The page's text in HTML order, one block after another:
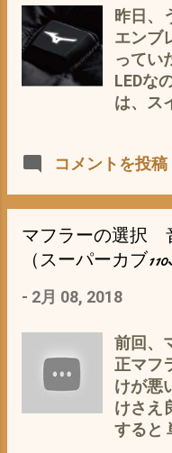
ゃない
りが好
トをお
∀・) コ
^^; て
（スタ
∀・)
テール
し、あ
う方も
^^; つ
露 まっ
ら イ
あ、ア
って愛
勤した
が・・
昨日、
エンブ
ってい
LEDな
は、ス
線が入
テック
す」 「
のは、
代・・
上半身
態じゃ
それっ
んなこ
落ちの
コメントを投稿
マフラーの選択
（スーパーカブ
- 2月 08, 2018
前回、
正マフ
けが悪
けさえ
すると